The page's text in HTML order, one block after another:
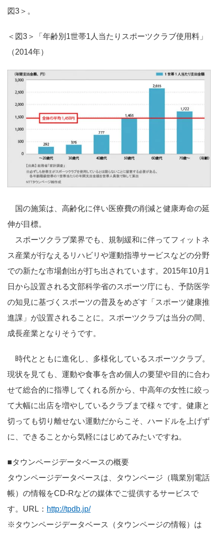
図3＞。
＜図3＞「年齢別1世帯1人当たりスポーツクラブ使用料」
（2014年）
国の施策は、高齢化に伴い医療費の削減と健康寿命の延
伸が目標。
スポーツクラブ業界でも、規制緩和に伴ってフィットネ
ス産業が行なえるリハビリや運動指導サービスなどの分野
での新たな市場創出が打ち出されています。2015年10月1
日から設置される文部科学省のスポーツ庁にも、予防医学
の知見に基づくスポーツの普及をめざす「スポーツ健康推
進課」が設置されることに。スポーツクラブは当分の間、
成長産業となりそうです。
時代とともに進化し、多様化しているスポーツクラブ。
現状を見ても、運動や食事を含め個人の要望や目的に合わ
せて総合的に指導してくれる所から、中高年の女性に絞っ
て大幅に出店を増やしているクラブまで様々です。健康と
切っても切り離せない運動だからこそ、ハードルを上げず
に、できることから気軽にはじめてみたいですね。
■タウンページデータベースの概要
タウンページデータベースは、タウンページ（職業別電話
帳）の情報をCD-Rなどの媒体でご提供するサービスで
す。URL： http://tpdb.jp/
※タウンページデータベース（タウンページの情報）は